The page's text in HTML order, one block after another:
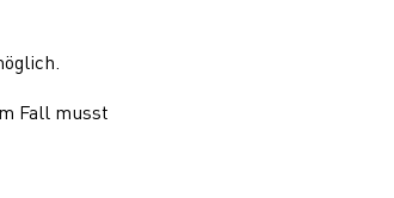
Fall musst